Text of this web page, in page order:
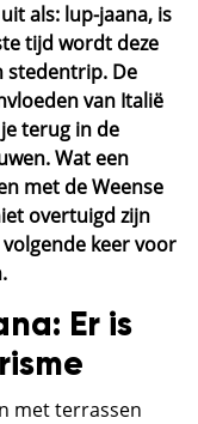
als: lup-jaana, is
tijd wordt deze
stedentrip. De
van Italië
terug in de
Wat een
met de Weense
overtuigd zijn
keer voor
Er is
met terrassen